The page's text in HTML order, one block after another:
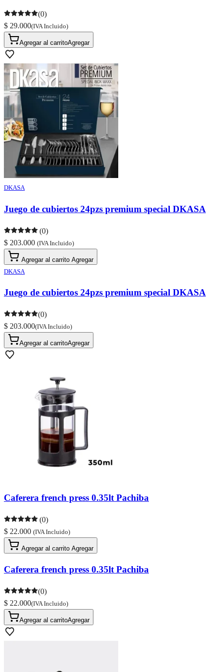
(0)
$ 29.000(IVA Incluido)
Agregar al carritoAgregar
DKASA
Juego de cubiertos 24pzs premium special DKASA
(0)
$ 203.000 (IVA Incluido)
Agregar al carrito Agregar
DKASA
Juego de cubiertos 24pzs premium special DKASA
(0)
$ 203.000(IVA Incluido)
Agregar al carritoAgregar
Caferera french press 0.35lt Pachiba
(0)
$ 22.000 (IVA Incluido)
Agregar al carrito Agregar
Caferera french press 0.35lt Pachiba
(0)
$ 22.000(IVA Incluido)
Agregar al carritoAgregar